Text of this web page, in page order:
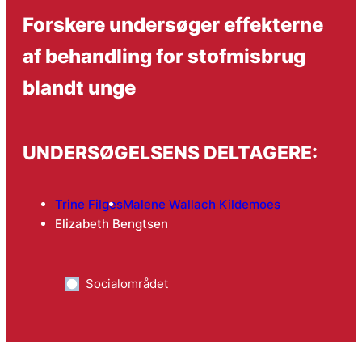
Forskere undersøger effekterne
af behandling for stofmisbrug
blandt unge
UNDERSØGELSENS DELTAGERE:
Trine FilgesMalene Wallach Kildemoes
Elizabeth Bengtsen
Socialområdet